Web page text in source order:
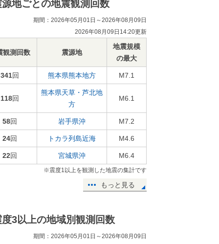
源地ごとの地震観測回数
期間：2026年05月01日～2026年08月09日
2026年08月09日14:20更新
観測回数 震源地
地震規模
の最大
341回 熊本県熊本地方 M7.1
118回
熊本県天草・芦北地
方
M6.1
58回 岩手県沖 M7.2
24回 トカラ列島近海 M4.6
22回 宮城県沖 M6.4
※震度1以上を観測した地震の集計です
もっと見る
度3以上の地域別観測回数
期間：2026年05月01日～2026年08月09日